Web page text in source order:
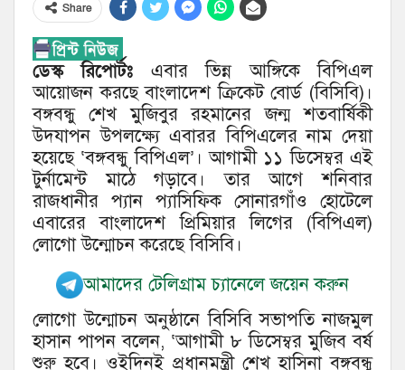
Share
ডেস্ক রিপোর্টঃ এবার ভিন্ন আঙ্গিকে বিপিএল
আয়োজন করছে বাংলাদেশ ক্রিকেট বোর্ড (বিসিবি)।
বঙ্গবন্ধু শেখ মুজিবুর রহমানের জন্ম শতবার্ষিকী
উদযাপন উপলক্ষ্যে এবারর বিপিএলের নাম দেয়া
হয়েছে ‘বঙ্গবন্ধু বিপিএল’। আগামী ১১ ডিসেম্বর এই
টুর্নামেন্ট মাঠে গড়াবে। তার আগে শনিবার
রাজধানীর প্যান প্যাসিফিক সোনারগাঁও হোটেলে
এবারের বাংলাদেশ প্রিমিয়ার লিগের (বিপিএল)
লোগো উন্মোচন করেছে বিসিবি।
আমাদের টেলিগ্রাম চ্যানেলে জয়েন করুন
লোগো উন্মোচন অনুষ্ঠানে বিসিবি সভাপতি নাজমুল
হাসান পাপন বলেন, ‘আগামী ৮ ডিসেম্বর মুজিব বর্ষ
শুরু হবে। ওইদিনই প্রধানমন্ত্রী শেখ হাসিনা বঙ্গবন্ধু